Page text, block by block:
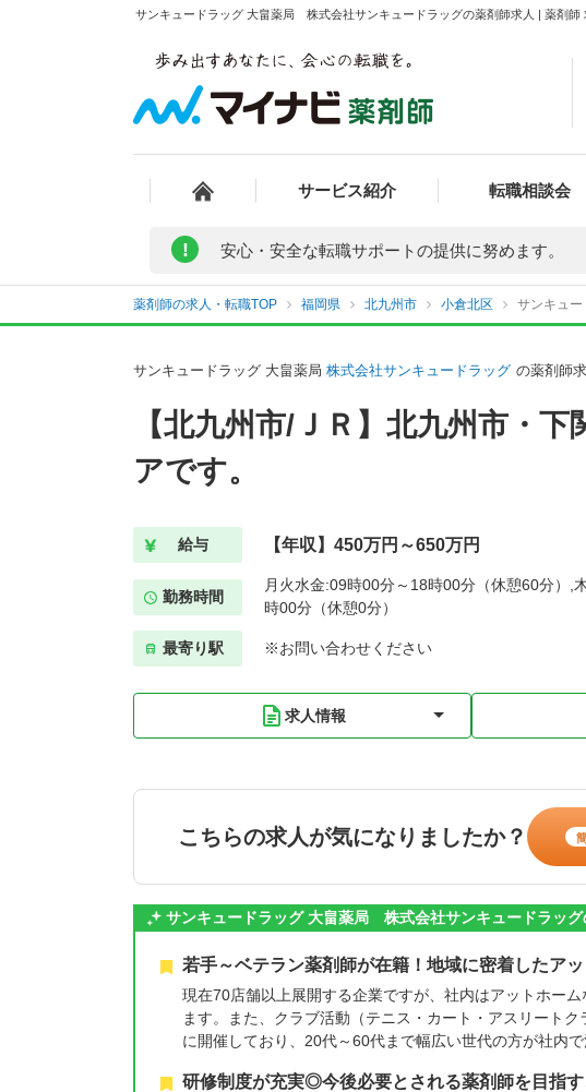
サンキュードラッグ 大畠薬局 株式会社サンキュードラッグの薬剤師求人 | 薬剤師
サービス紹介 転職相談会
! 安心・安全な転職サポートの提供に努めます。
薬剤師の求人・転職TOP 福岡県 北九州市 小倉北区 サンキュ
サンキュードラッグ 大畠薬局 株式会社サンキュードラッグ の薬剤師
【北九州市/ＪＲ】北九州市・
アです。
給与 【年収】450万円～650万円
勤務時間
月火水金:09時00分～18時00分（休憩60分）,
時00分（休憩0分）
最寄り駅 ※お問い合わせください
求人情報
こちらの求人が気になりましたか？
サンキュードラッグ 大畠薬局 株式会社サンキュードラッグ
若手～ベテラン薬剤師が在籍！地域に密着したア
現在70店舗以上展開する企業ですが、社内はアットホー
ます。また、クラブ活動（テニス・カート・アスリート
に開催しており、20代～60代まで幅広い世代の方が社内
研修制度が充実◎今後必要とされる薬剤師を目指す